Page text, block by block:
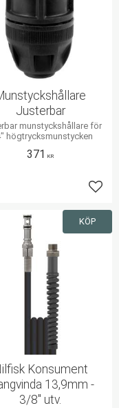
Justerbar
munstyckshållare för
högtrycksmunstycken
371 KR
Konsument
13,9mm -
3/8" utv.
KÖP